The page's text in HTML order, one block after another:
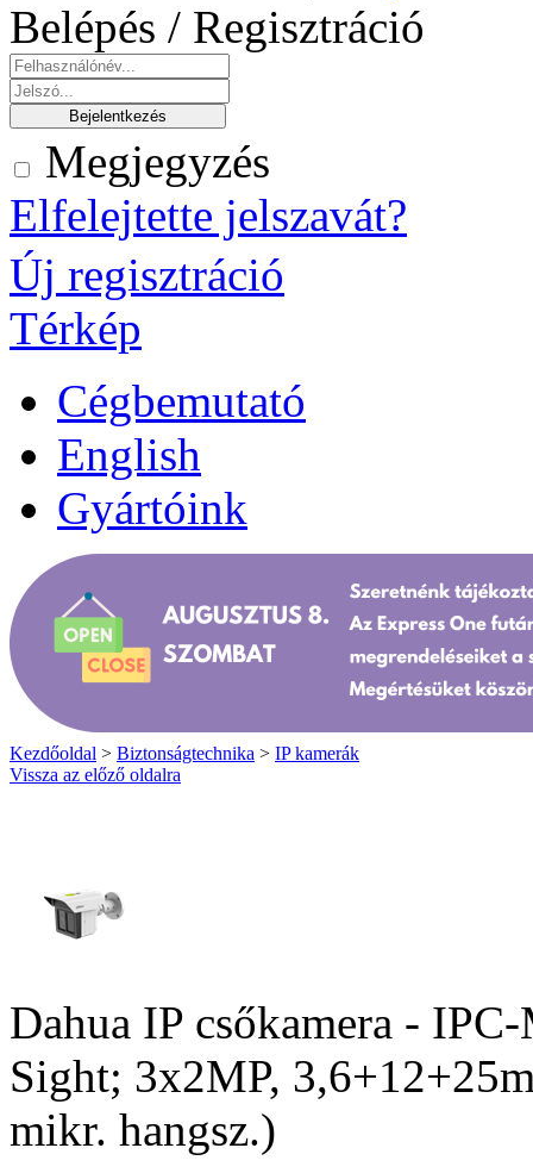
Belépés / Regisztráció
Megjegyzés
Elfelejtette jelszavát?
Új regisztráció
Térkép
Cégbemutató
English
Gyártóink
Kezdőoldal > Biztonságtechnika > IP kamerák
Vissza az előző oldalra
Dahua IP csőkamera -
Sight; 3x2MP,
mikr. hangsz.)